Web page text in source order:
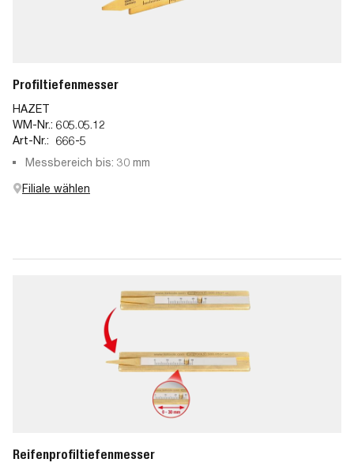
Profiltiefenmesser
HAZET
WM-Nr.: 605.05.12
Art-Nr.: 666-5
Messbereich bis: 30 mm
Filiale wählen
Reifenprofiltiefenmesser